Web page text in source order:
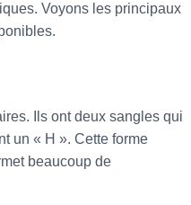
Voyons les principaux
Ils ont deux sangles qui
un « H ». Cette forme
beaucoup de